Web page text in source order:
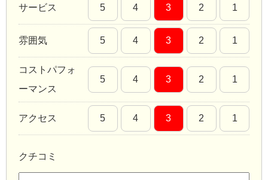
サービス 5 4 3 2 1
雰囲気 5 4 3 2 1
コストパフォ
ーマンス
5 4 3 2 1
アクセス 5 4 3 2 1
クチコミ